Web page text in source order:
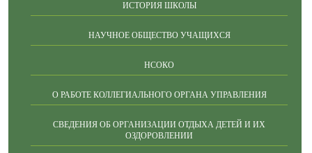
ИСТОРИЯ ШКОЛЫ
НАУЧНОЕ ОБЩЕСТВО УЧАЩИХСЯ
НСОКО
О РАБОТЕ КОЛЛЕГИАЛЬНОГО ОРГАНА УПРАВЛЕНИЯ
СВЕДЕНИЯ ОБ ОРГАНИЗАЦИИ ОТДЫХА ДЕТЕЙ И ИХ
ОЗДОРОВЛЕНИИ